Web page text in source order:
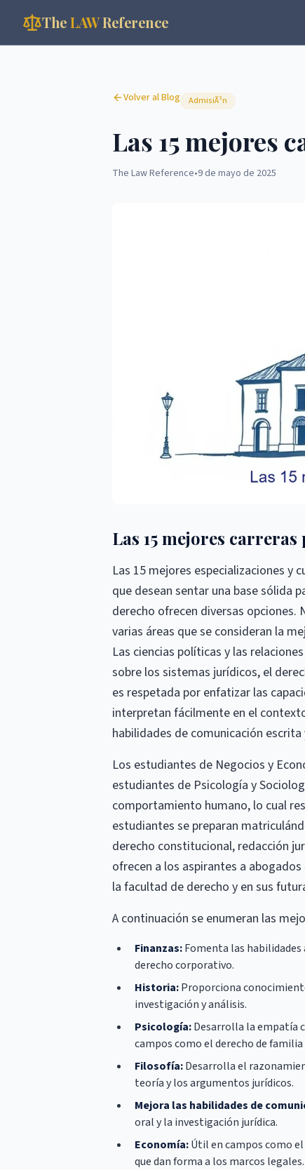
TheLAWReference
Volver al Blog AdmisiÃ³n
Las 15 mejores
The Law Reference•9 de mayo de 2025
Las 15 mejores
Las 15 mejores especializaciones y
que desean sentar una base sólida
derecho ofrecen diversas opciones.
varias áreas que se consideran la
Las ciencias políticas y las
sobre los sistemas jurídicos, el
es respetada por enfatizar las
interpretan fácilmente en el
habilidades de comunicación
Los estudiantes de Negocios y
estudiantes de Psicología y
comportamiento humano, lo cual
estudiantes se preparan
derecho constitucional, redacción
ofrecen a los aspirantes a
la facultad de derecho y en sus
A continuación se enumeran las
Finanzas:Fomenta las
derecho corporativo.
Historia:Proporciona
investigación y análisis.
Psicología:Desarrolla la empatía
campos como el derecho de
Filosofía:Desarrolla el
teoría y los argumentos jurídicos.
Mejora las habilidades de
oral y la investigación jurídica.
Economía:Útil en campos como
que dan forma a los marcos legales.